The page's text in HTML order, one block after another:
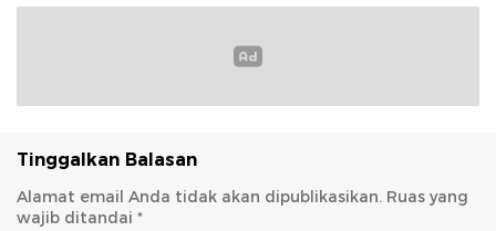
Tinggalkan Balasan
Alamat email Anda tidak akan dipublikasikan. Ruas yang
wajib ditandai *